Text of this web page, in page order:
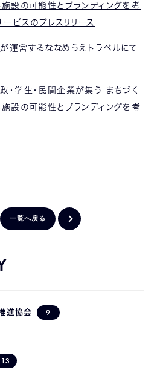
設の可能性とブランディングを考
ビスのプレスリリース
が運営するななめうえトラベルにて
・学生・民間企業が集う まちづく
設の可能性とブランディングを考
一覧へ戻る
進協会 9
13